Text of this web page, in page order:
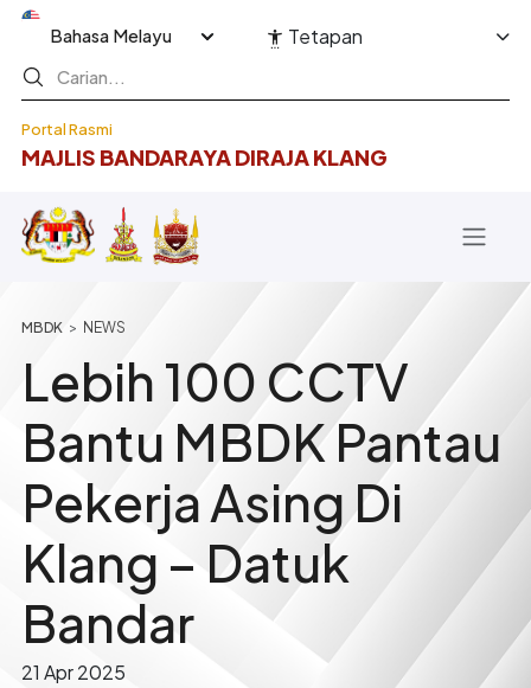
Langkau ke kandungan utama
Portal Rasmi
MAJLIS BANDARAYA DIRAJA KLANG
Select your language Tetapan
Breadcrumb
NEWS
Lebih 100 CCTV
Bantu MBDK Pantau
Pekerja Asing Di
Klang – Datuk
Bandar
21 Apr 2025